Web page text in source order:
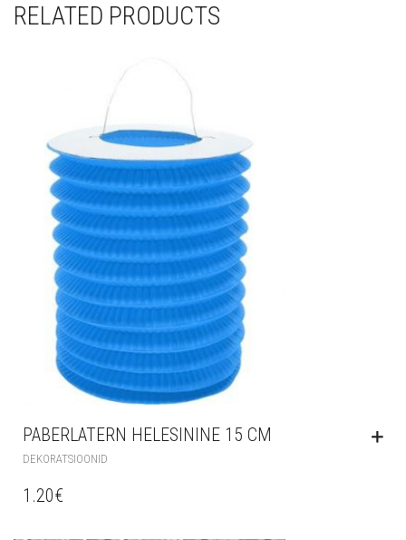
RELATED PRODUCTS
PABERLATERN HELESININE 15 CM
DEKORATSIOONID
1.20€